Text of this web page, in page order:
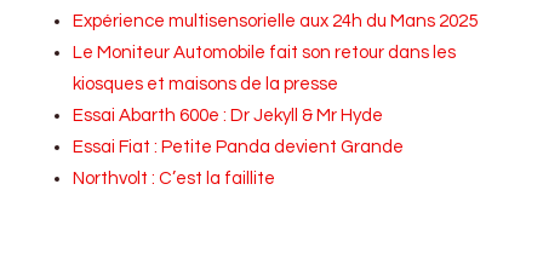
Expérience multisensorielle aux 24h du Mans 2025
Le Moniteur Automobile fait son retour dans les
kiosques et maisons de la presse
Essai Abarth 600e : Dr Jekyll & Mr Hyde
Essai Fiat : Petite Panda devient Grande
Northvolt : C’est la faillite